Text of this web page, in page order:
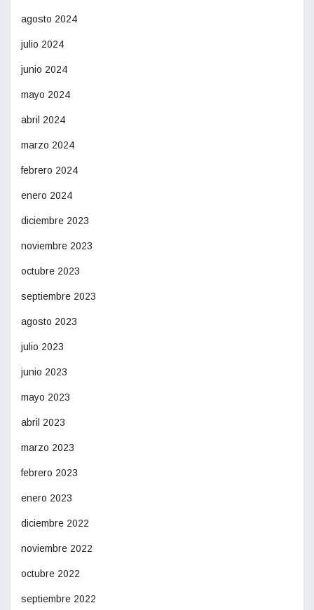
agosto 2024
julio 2024
junio 2024
mayo 2024
abril 2024
marzo 2024
febrero 2024
enero 2024
diciembre 2023
noviembre 2023
octubre 2023
septiembre 2023
agosto 2023
julio 2023
junio 2023
mayo 2023
abril 2023
marzo 2023
febrero 2023
enero 2023
diciembre 2022
noviembre 2022
octubre 2022
septiembre 2022